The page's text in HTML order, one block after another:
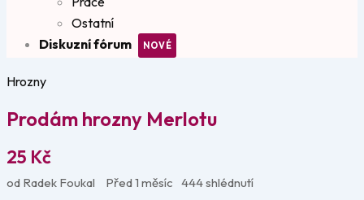
Ostatní
Diskuzní fórum
Hrozny
Prodám hrozny Merlotu
25 Kč
od Radek Foukal Před 1 měsíc 444 shlédnutí